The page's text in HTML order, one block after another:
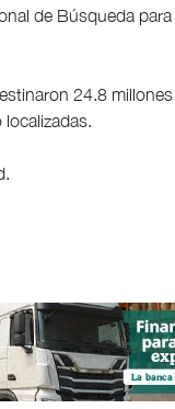
de Búsqueda
24.8